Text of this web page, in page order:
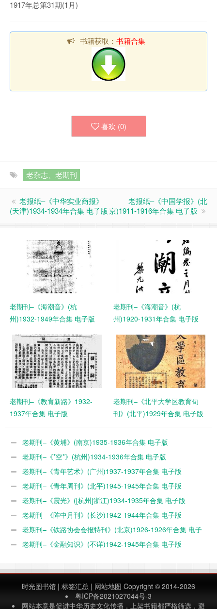
1917年总第31期(1月)
书籍获取： 书籍合集
喜欢 (0)
老杂志、老期刊
老报纸–《中华实业商报》
(天津)1934-1934年合集 电子版
老报纸–《中国学报》(北
京)1911-1916年合集 电子版
老期刊–《海潮音》(杭
州)1932-1949年合集 电子版
老期刊–《海潮音》(杭
州)1920-1931年合集 电子版
老期刊–《教育新路》1932-
1937年合集 电子版
老期刊–《北平大学区教育旬
刊》(北平)1929年合集 电子版
老期刊–《黄埔》(南京)1935-1936年合集 电子版
老期刊–《*空*》(杭州)1934-1936年合集 电子版
老期刊–《青年艺术》(广州)1937-1937年合集 电子版
老期刊–《青年周刊》(北平)1945-1945年合集 电子版
老期刊–《震光》([杭州]浙江)1934-1935年合集 电子版
老期刊–《阵中月刊》(长沙)1942-1944年合集 电子版
老期刊–《铁路协会会报特刊》(北京)1926-1926年合集 电子
版 老期刊–《金融知识》(不详)1942-1945年合集 电子版
时光图书馆 | 标签汇总 | 网站地图 Copyright © 2014-2026
粤ICP备2021027044号-3
网站本意是促进中华历史文化传播，上架书籍都严格筛选，避